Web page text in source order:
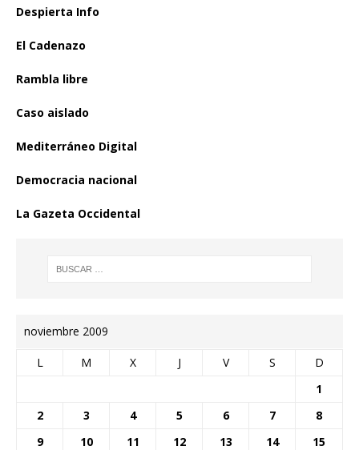
Despierta Info
El Cadenazo
Rambla libre
Caso aislado
Mediterráneo Digital
Democracia nacional
La Gazeta Occidental
noviembre 2009
L M X J V S D
1
2
3 4 5 6 7
8
9
10 11 12 13 14
15